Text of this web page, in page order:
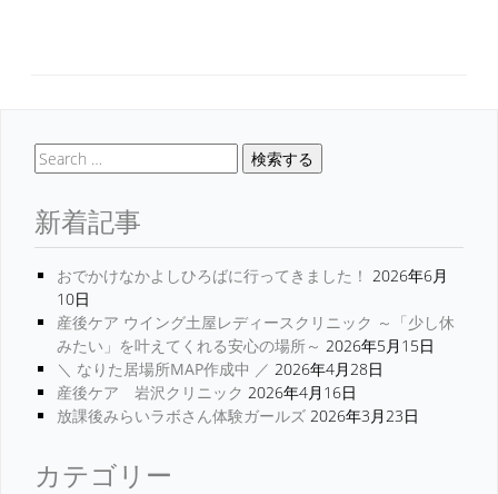
検索する
新着記事
おでかけなかよしひろばに行ってきました！ 2026年6月
10日
産後ケア ウイング土屋レディースクリニック ～「少し休
みたい」を叶えてくれる安心の場所～ 2026年5月15日
＼ なりた居場所MAP作成中 ／ 2026年4月28日
産後ケア 岩沢クリニック 2026年4月16日
放課後みらいラボさん体験ガールズ 2026年3月23日
カテゴリー